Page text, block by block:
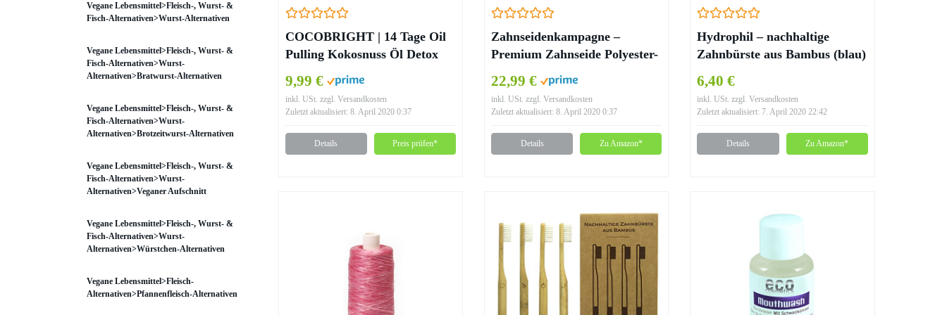
COCOBRIGHT | 14 Tage Oil
Pulling Kokosnuss Öl Detox
Kur – Pfefferminz Geschmack
– Zahnöl
9,99 €
inkl. USt. zzgl. Versandkosten
Zuletzt aktualisiert: 8. April 2020 0:37
Details Preis prüfen*
Zahnseidenkampagne –
Premium Zahnseide Polyester-
Bambus mit Aktivkohle –
gewachst, schwarz (250m
Spule + Spender)
22,99 €
inkl. USt. zzgl. Versandkosten
Zuletzt aktualisiert: 8. April 2020 0:37
Details Zu Amazon*
Hydrophil – nachhaltige
Zahnbürste aus Bambus (blau)
6,40 €
inkl. USt. zzgl. Versandkosten
Zuletzt aktualisiert: 7. April 2020 22:42
Details Zu Amazon*
Vegane Lebensmittel>Fleisch-, Wurst- &
Fisch-Alternativen>Wurst-Alternativen
Vegane Lebensmittel>Fleisch-, Wurst- &
Fisch-Alternativen>Wurst-
Alternativen>Bratwurst-Alternativen
Vegane Lebensmittel>Fleisch-, Wurst- &
Fisch-Alternativen>Wurst-
Alternativen>Brotzeitwurst-Alternativen
Vegane Lebensmittel>Fleisch-, Wurst- &
Fisch-Alternativen>Wurst-
Alternativen>Veganer Aufschnitt
Vegane Lebensmittel>Fleisch-, Wurst- &
Fisch-Alternativen>Wurst-
Alternativen>Würstchen-Alternativen
Vegane Lebensmittel>Fleisch-
Alternativen>Pfannenfleisch-Alternativen